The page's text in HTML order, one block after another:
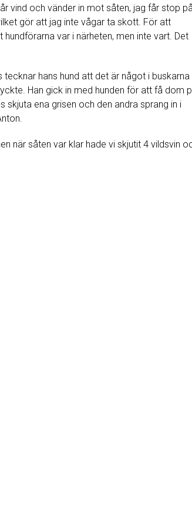
vind och vänder in mot såten, jag får stop
gör att jag inte vågar ta skott. För att
var i närheten, men inte vart. Det
hans hund att det är något i buskarna
Han gick in med hunden för att få dom
skjuta ena grisen och den andra sprang in i
när såten var klar hade vi skjutit 4 vildsvin